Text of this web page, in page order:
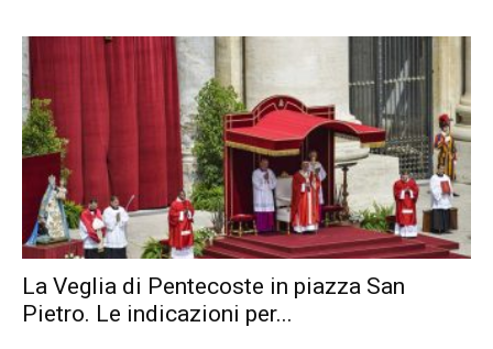
La Veglia di Pentecoste in piazza San
Pietro. Le indicazioni per...